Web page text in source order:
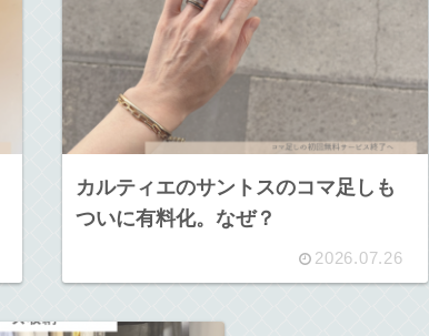
カルティエのサントスのコマ足しも
ついに有料化。なぜ？
2026.07.26